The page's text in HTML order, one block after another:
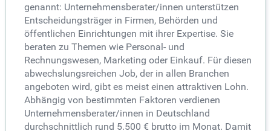
genannt: Unternehmensberater/innen unterstützen
Entscheidungsträger in Firmen, Behörden und
öffentlichen Einrichtungen mit ihrer Expertise. Sie
beraten zu Themen wie Personal- und
Rechnungswesen, Marketing oder Einkauf. Für diesen
abwechslungsreichen Job, der in allen Branchen
angeboten wird, gibt es meist einen attraktiven Lohn.
Abhängig von bestimmten Faktoren verdienen
Unternehmensberater/innen in Deutschland
durchschnittlich rund 5.500 € brutto im Monat. Damit